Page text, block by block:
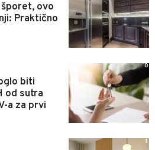
ovo
Praktično
biti
od sutra
a za prvi
0
1